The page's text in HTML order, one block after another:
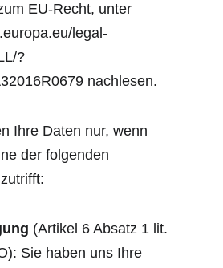
EU-Recht, unter
legal-
?
nachlesen.
Ihre Daten nur, wenn
der folgenden
(Artikel 6 Absatz 1 lit.
Sie haben uns Ihre